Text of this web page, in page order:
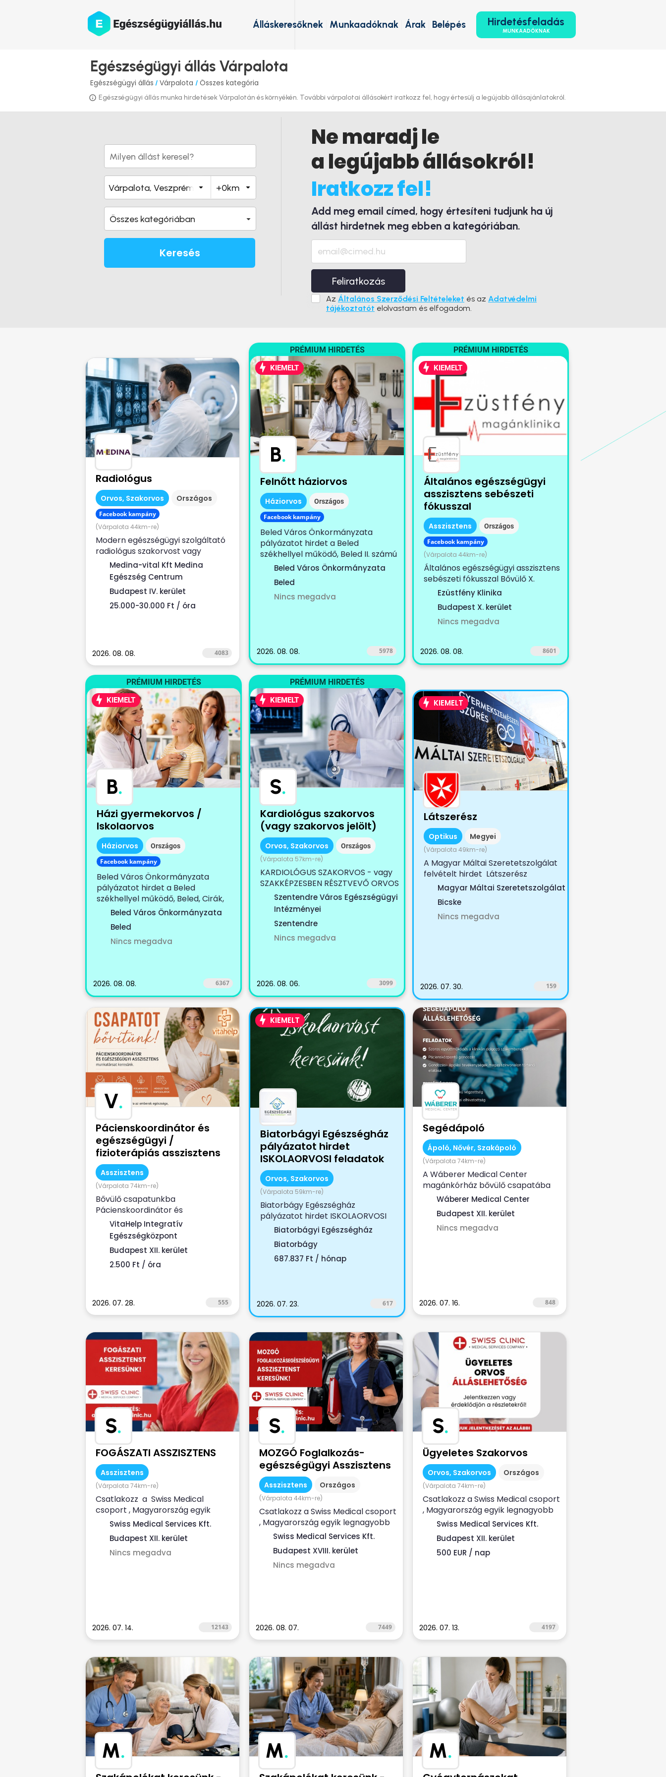
Hirdetésfeladás
MUNKAADÓKNAK
Belépés
Árak
Munkaadóknak
Álláskeresőknek
Egészségügyi állás Várpalota
Egészségügyi állás / Várpalota / Összes kategória
Egészségügyi állás munka hirdetések Várpalotán és környékén. További várpalotai állásokért iratkozz fel, hogy értesülj a legújabb állásajánlatokról.
Összes kategóriában
Keresés
Ne maradj le
a legújabb állásokról!
Iratkozz fel!
Add meg email címed, hogy értesíteni tudjunk ha új
állást hirdetnek meg ebben a kategóriában.
Feliratkozás
Az Általános Szerződési Feltételeket és az Adatvédelmi
tájékoztatót elolvastam és elfogadom.
Radiológus
Orvos, Szakorvos Országos
Facebook kampány
(Várpalota 44km-re)
Modern egészségügyi szolgáltató
radiológus szakorvost vagy
rezidenset (liscenec vizsga után)
keres Rendelési...
Medina-vital Kft Medina
Egészség Centrum
Budapest IV. kerület
25.000-30.000 Ft / óra
2026. 08. 08. 4083
PRÉMIUM HIRDETÉS
KIEMELT
B.
Felnőtt háziorvos
Háziorvos Országos
Facebook kampány
Beled Város Önkormányzata
pályázatot hirdet a Beled
székhellyel működő, Beled II. számú
körzetet, Cirák...
Beled Város Önkormányzata
Beled
Nincs megadva
2026. 08. 08. 5978
PRÉMIUM HIRDETÉS
KIEMELT
Általános egészségügyi
asszisztens sebészeti
fókusszal
Asszisztens Országos
Facebook kampány
(Várpalota 44km-re)
Általános egészségügyi asszisztens
sebészeti fókusszal Bővülő X.
kerületi magánklinikánkra
Ezüstfény Klinika
Budapest X. kerület
Nincs megadva
2026. 08. 08. 8601
PRÉMIUM HIRDETÉS
KIEMELT
B.
Házi gyermekorvos /
Iskolaorvos
Háziorvos Országos
Facebook kampány
Beled Város Önkormányzata
pályázatot hirdet a Beled
székhellyel működő, Beled, Cirák,
Dénesfa, Edve,...
Beled Város Önkormányzata
Beled
Nincs megadva
2026. 08. 08. 6367
PRÉMIUM HIRDETÉS
KIEMELT
S.
Kardiológus szakorvos
(vagy szakorvos jelölt)
Orvos, Szakorvos Országos
(Várpalota 57km-re)
KARDIOLÓGUS SZAKORVOS - vagy
SZAKKÉPZESBEN RÉSZTVEVŐ ORVOS
KOLLÉGÁT KERESÜNK Szeretnél
egy...
Szentendre Város Egészségügyi
Intézményei
Szentendre
Nincs megadva
2026. 08. 06. 3099
KIEMELT
Látszerész
Optikus Megyei
(Várpalota 49km-re)
A Magyar Máltai Szeretetszolgálat
felvételt hirdet Látszerész
munkakörbe. Bemutatkozás: A...
Magyar Máltai Szeretetszolgálat
Bicske
Nincs megadva
2026. 07. 30. 159
V.
Pácienskoordinátor és
egészségügyi /
fizioterápiás asszisztens
Asszisztens
(Várpalota 74km-re)
Bővülő csapatunkba
Pácienskoordinátor és
egészségügyi / fizioterápiás
asszisztens munkatársat keresünk.
VitaHelp Integratív
Egészségközpont
Budapest XII. kerület
2.500 Ft / óra
2026. 07. 28. 555
KIEMELT
Biatorbágyi Egészségház
pályázatot hirdet
ISKOLAORVOSI feladatok
ellátására
Orvos, Szakorvos
(Várpalota 59km-re)
Biatorbágy Egészségház
pályázatot hirdet ISKOLAORVOSI
feladatok ellátására Jogviszony
Biatorbágyi Egészségház
Biatorbágy
687.837 Ft / hónap
2026. 07. 23. 617
Segédápoló
Ápoló, Nővér, Szakápoló
(Várpalota 74km-re)
A Wáberer Medical Center
magánkórház bővülő csapatába
keres új munkatársat – segédápoló
Wáberer Medical Center
Budapest XII. kerület
Nincs megadva
2026. 07. 16. 848
S.
FOGÁSZATI ASSZISZTENS
Asszisztens
(Várpalota 74km-re)
Csatlakozz a Swiss Medical
csoport , Magyarország egyik
legnagyobb magán-egészségügyi
Swiss Medical Services Kft.
Budapest XII. kerület
Nincs megadva
2026. 07. 14. 12143
S.
MOZGÓ Foglalkozás-
egészségügyi Asszisztens
Asszisztens Országos
(Várpalota 44km-re)
Csatlakozz a Swiss Medical csoport
, Magyarország egyik legnagyobb
magán-egészségügyi
Swiss Medical Services Kft.
Budapest XVIII. kerület
Nincs megadva
2026. 08. 07. 7449
S.
Ügyeletes Szakorvos
Orvos, Szakorvos Országos
(Várpalota 74km-re)
Csatlakozz a Swiss Medical csoport
, Magyarország egyik legnagyobb
magán-egészségügyi
Swiss Medical Services Kft.
Budapest XII. kerület
500 EUR / nap
2026. 07. 13. 4197
M. M. M.